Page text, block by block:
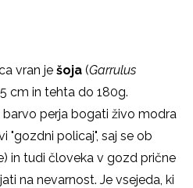
vran je šoja (Garrulus
cm in tehta do 180g.
perja bogati živo modra
"gozdni policaj", saj se ob
in tudi človeka v gozd prične
na nevarnost. Je vsejeda, ki